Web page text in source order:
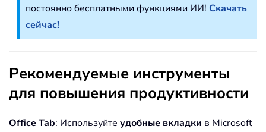
постоянно бесплатными функциями ИИ! Скачать
сейчас!
Рекомендуемые инструменты
для повышения продуктивности
Office Tab: Используйте удобные вкладки в Microsoft